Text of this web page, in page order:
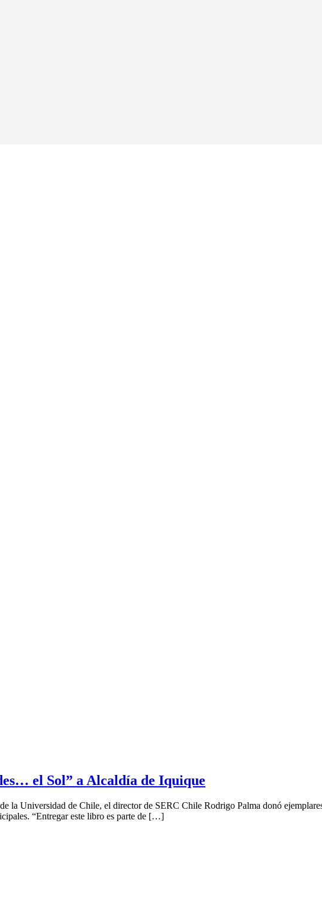
el Sol” a Alcaldía de Iquique
la Universidad de Chile, el director de SERC Chile Rodrigo Palma donó
“Entregar este libro es parte de […]